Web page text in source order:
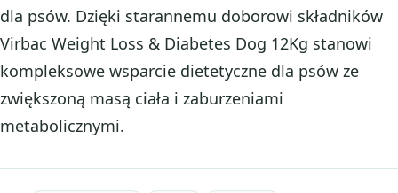
dla psów. Dzięki starannemu doborowi składników
Virbac Weight Loss & Diabetes Dog 12Kg stanowi
kompleksowe wsparcie dietetyczne dla psów ze
zwiększoną masą ciała i zaburzeniami
metabolicznymi.